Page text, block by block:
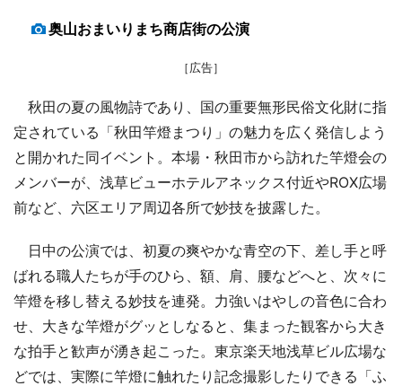
奥山おまいりまち商店街の公演
［広告］
秋田の夏の風物詩であり、国の重要無形民俗文化財に指
定されている「秋田竿燈まつり」の魅力を広く発信しよう
と開かれた同イベント。本場・秋田市から訪れた竿燈会の
メンバーが、浅草ビューホテルアネックス付近やROX広場
前など、六区エリア周辺各所で妙技を披露した。
日中の公演では、初夏の爽やかな青空の下、差し手と呼
ばれる職人たちが手のひら、額、肩、腰などへと、次々に
竿燈を移し替える妙技を連発。力強いはやしの音色に合わ
せ、大きな竿燈がグッとしなると、集まった観客から大き
な拍手と歓声が湧き起こった。東京楽天地浅草ビル広場な
どでは、実際に竿燈に触れたり記念撮影したりできる「ふ